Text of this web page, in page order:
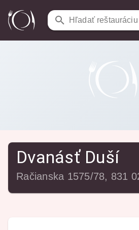
Hľadať reštauráciu
Reštaurácie / Dvanásť Duší
Dvanásť Duší